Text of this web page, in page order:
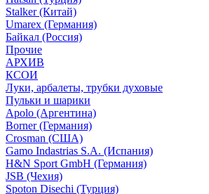
Stalker (Китай)
Umarex (Германия)
Байкал (Россия)
Прочие
АРХИВ
КСОИ
Луки, арбалеты, трубки духовые
Пульки и шарики
Apolo (Аргентина)
Borner (Германия)
Crosman (США)
Gamo Indastrias S.A. (Испания)
H&N Sport GmbH (Германия)
JSB (Чехия)
Spoton Disechi (Турция)